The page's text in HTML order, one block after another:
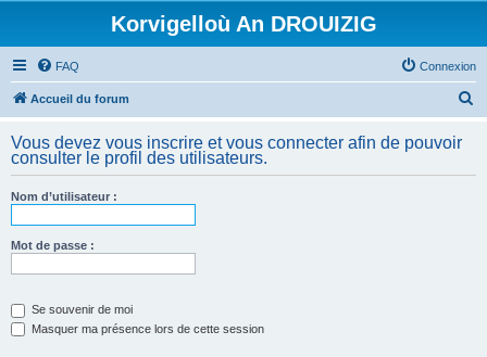
Korvigelloù An DROUIZIG
FAQ Connexion
Accueil du forum
h
Vous devez vous inscrire et vous connecter afin de pouvoir
consulter le profil des utilisateurs.
Nom d’utilisateur :
Mot de passe :
Se souvenir de moi
Masquer ma présence lors de cette session